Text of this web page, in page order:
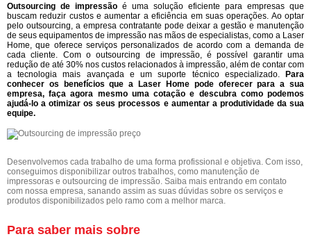
Outsourcing de impressão é uma solução eficiente para empresas que
buscam reduzir custos e aumentar a eficiência em suas operações. Ao optar
pelo outsourcing, a empresa contratante pode deixar a gestão e manutenção
de seus equipamentos de impressão nas mãos de especialistas, como a Laser
Home, que oferece serviços personalizados de acordo com a demanda de
cada cliente. Com o outsourcing de impressão, é possível garantir uma
redução de até 30% nos custos relacionados à impressão, além de contar com
a tecnologia mais avançada e um suporte técnico especializado. Para
conhecer os benefícios que a Laser Home pode oferecer para a sua
empresa, faça agora mesmo uma cotação e descubra como podemos
ajudá-lo a otimizar os seus processos e aumentar a produtividade da sua
equipe.
Desenvolvemos cada trabalho de uma forma profissional e objetiva. Com isso,
conseguimos disponibilizar outros trabalhos, como manutenção de
impressoras e outsourcing de impressão. Saiba mais entrando em contato
com nossa empresa, sanando assim as suas dúvidas sobre os serviços e
produtos disponibilizados pelo ramo com a melhor marca.
Para saber mais sobre